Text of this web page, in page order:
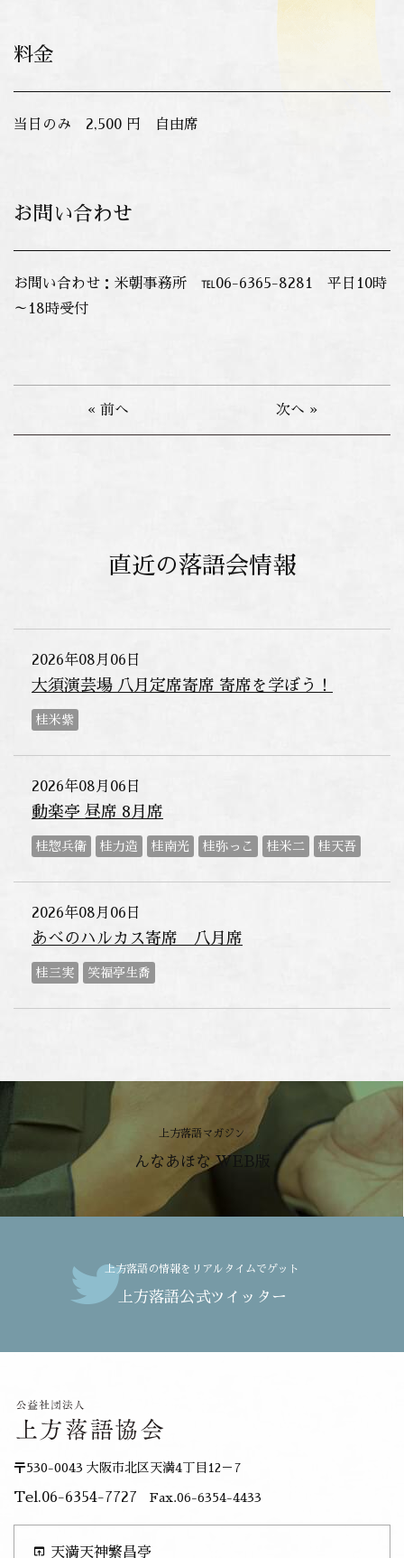
料金
当日のみ 2,500 円 自由席
お問い合わせ
お問い合わせ：米朝事務所 ℡06-6365-8281 平日10時
～18時受付
« 前へ 次へ »
直近の落語会情報
2026年08月06日
大須演芸場 八月定席寄席 寄席を学ぼう！
桂米紫
2026年08月06日
動楽亭 昼席 8月席
桂惣兵衛 桂力造 桂南光 桂弥っこ 桂米二 桂天吾
2026年08月06日
あべのハルカス寄席 八月席
桂三実 笑福亭生喬
上方落語マガジン
んなあほな WEB版
上方落語の情報をリアルタイムでゲット
上方落語公式ツイッター
〒530-0043 大阪市北区天満4丁目12－7
Tel.06-6354-7727 Fax.06-6354-4433
open_in_browser 天満天神繁昌亭